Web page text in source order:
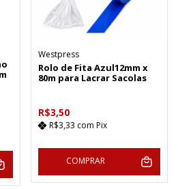
Westpress
Rolo de Fita Azul12mm x
80m para Lacrar Sacolas
R$3,50
R$3,33 com Pix
COMPRAR